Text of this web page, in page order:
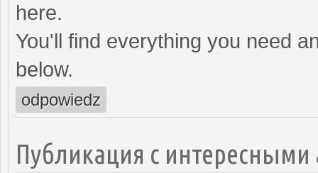
here.
You'll find everything you need
below.
odpowiedz
Публикация с